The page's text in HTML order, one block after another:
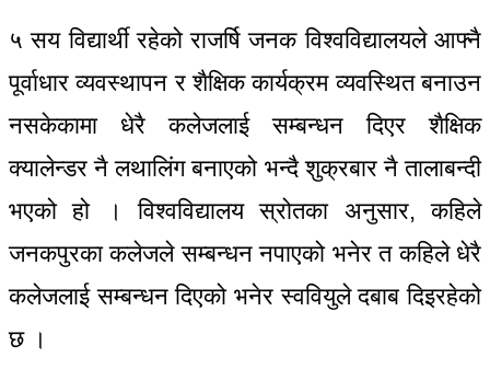
५ सय विद्यार्थी रहेको राजर्षि जनक विश्वविद्यालयले आफ्नै
पूर्वाधार व्यवस्थापन र शैक्षिक कार्यक्रम व्यवस्थित बनाउन
नसकेकामा धेरै कलेजलाई सम्बन्धन दिएर शैक्षिक
क्यालेन्डर नै लथालिंग बनाएको भन्दै शुक्रबार नै तालाबन्दी
भएको हो । विश्वविद्यालय स्रोतका अनुसार, कहिले
जनकपुरका कलेजले सम्बन्धन नपाएको भनेर त कहिले धेरै
कलेजलाई सम्बन्धन दिएको भनेर स्ववियुले दबाब दिइरहेको
छ ।